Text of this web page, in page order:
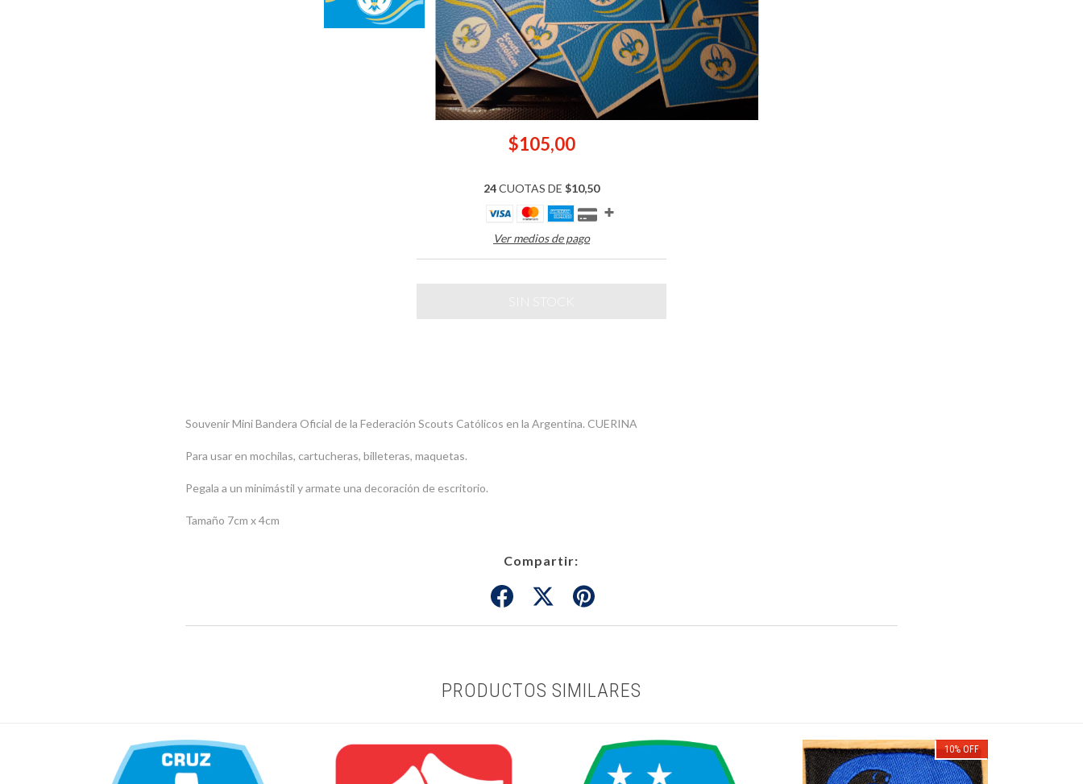
$105,00
24CUOTAS DE $10,50
Ver medios de pago
Souvenir Mini Bandera Oficial de la Federación Scouts Católicos en la Argentina. CUERINA
Para usar en mochilas, cartucheras, billeteras, maquetas.
Pegala a un minimástil y armate una decoración de escritorio.
Tamaño 7cm x 4cm
Compartir:
PRODUCTOS SIMILARES
10%OFF